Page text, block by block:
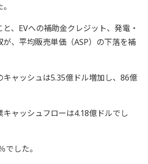
、EVへの補助金クレジット、発電・
、平均販売単価（ASP）の下落を補
キャッシュは5.35億ドル増加し、86億
ャッシュフローは4.18億ドルでし
でした。